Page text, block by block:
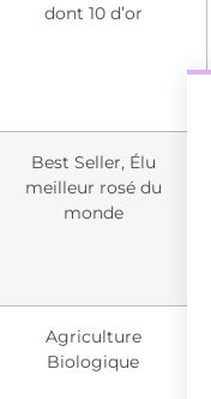
dont 10 d’or
Best Seller, Élu
meilleur rosé du
monde
Agriculture
Biologique